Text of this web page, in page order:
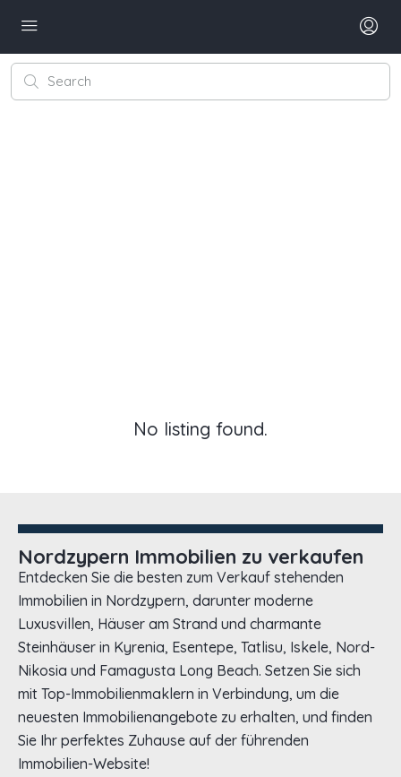
No listing found.
Nordzypern Immobilien zu verkaufen
Entdecken Sie die besten zum Verkauf stehenden
Immobilien in Nordzypern, darunter moderne
Luxusvillen, Häuser am Strand und charmante
Steinhäuser in Kyrenia, Esentepe, Tatlisu, Iskele, Nord-
Nikosia und Famagusta Long Beach. Setzen Sie sich
mit Top-Immobilienmaklern in Verbindung, um die
neuesten Immobilienangebote zu erhalten, und finden
Sie Ihr perfektes Zuhause auf der führenden
Immobilien-Website!